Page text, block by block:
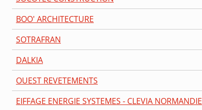
BOO' ARCHITECTURE
SOTRAFRAN
DALKIA
OUEST REVETEMENTS
EIFFAGE ENERGIE SYSTEMES - CLEVIA NORMANDIE